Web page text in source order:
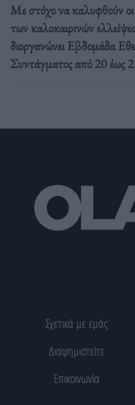
Με στόχο να καλυφθούν
των καλοκαιρινών
διοργανώνει Εβδομάδα
Συντάγματος από 20 έως
Σχετικά με εμάς
Διαφημιστείτε
Επικοινωνία